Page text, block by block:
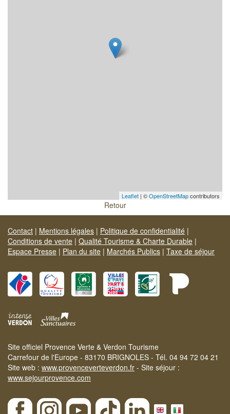
Leaflet | ©OpenStreetMapcontributors
Retour
Contact | Mentions légales | Politique de confidentialité |
Conditions de vente | Qualité Tourisme & Charte Durable |
Espace Presse | Plan du site | Marchés Publics | Taxe de séjour
Site officiel Provence Verte & Verdon Tourisme
Carrefour de l'Europe - 83170 BRIGNOLES - Tél. 04 94 72 04 21
Site web : www.provenceverteverdon.fr - Site séjour :
www.sejourprovence.com